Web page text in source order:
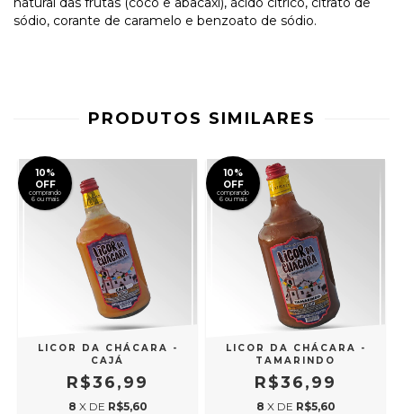
sódio, corante de caramelo e benzoato de sódio.
PRODUTOS SIMILARES
10%
OFF
comprando
6 ou mais
LICOR DA CHÁCARA -
CAJÁ
R$36,99
8 X DE R$5,60
10%
OFF
comprando
6 ou mais
LICOR DA CHÁCARA -
TAMARINDO
R$36,99
8 X DE R$5,60